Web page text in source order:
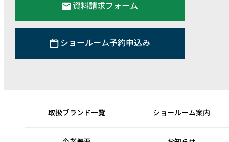
資料請求フォーム
ショールーム予約申込み
取扱ブランド一覧 ショールーム案内